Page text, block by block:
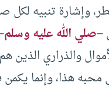
وإشارة تنبيه
–صلي الله عليه وسلم
والذراري
محبه هذا، وإنما